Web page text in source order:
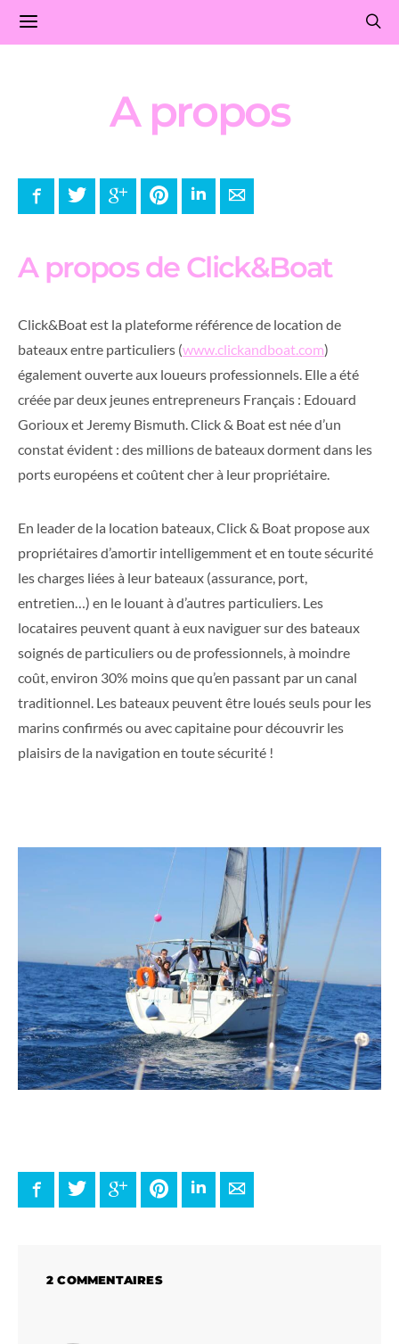
A propos
FacebookTwitter Google+ PinterestLinkedInE-mail
A propos de Click&Boat
Click&Boat est la plateforme référence de location de
bateaux entre particuliers (www.clickandboat.com)
également ouverte aux loueurs professionnels. Elle a été
créée par deux jeunes entrepreneurs Français : Edouard
Gorioux et Jeremy Bismuth. Click & Boat est née d’un
constat évident : des millions de bateaux dorment dans les
ports européens et coûtent cher à leur propriétaire.
En leader de la location bateaux, Click & Boat propose aux
propriétaires d’amortir intelligemment et en toute sécurité
les charges liées à leur bateaux (assurance, port,
entretien…) en le louant à d’autres particuliers. Les
locataires peuvent quant à eux naviguer sur des bateaux
soignés de particuliers ou de professionnels, à moindre
coût, environ 30% moins que qu’en passant par un canal
traditionnel. Les bateaux peuvent être loués seuls pour les
marins confirmés ou avec capitaine pour découvrir les
plaisirs de la navigation en toute sécurité !
FacebookTwitter Google+ PinterestLinkedInE-mail
2 COMMENTAIRES